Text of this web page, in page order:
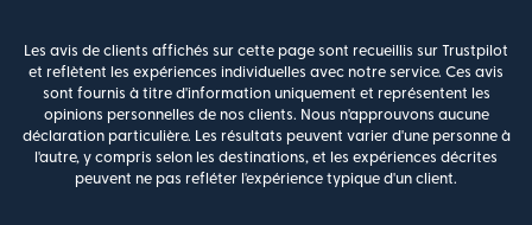
Les avis de clients affichés sur cette page sont recueillis sur Trustpilot
et reflètent les expériences individuelles avec notre service. Ces avis
sont fournis à titre d'information uniquement et représentent les
opinions personnelles de nos clients. Nous n'approuvons aucune
déclaration particulière. Les résultats peuvent varier d'une personne à
l'autre, y compris selon les destinations, et les expériences décrites
peuvent ne pas refléter l'expérience typique d'un client.